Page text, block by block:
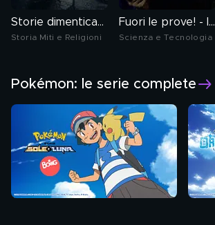
Storie dimenticate
Storia Miti e Religioni
Fuori le prove! - Indagini ai confini della realtà 2
Scienza e Tecnologia
Pokémon: le serie complete